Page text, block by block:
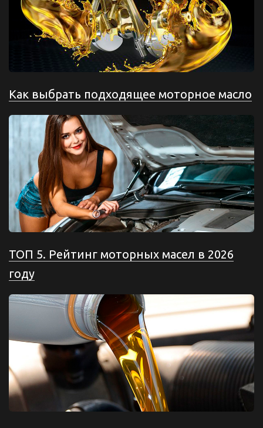
Как выбрать подходящее моторное масло
ТОП 5. Рейтинг моторных масел в 2026
году